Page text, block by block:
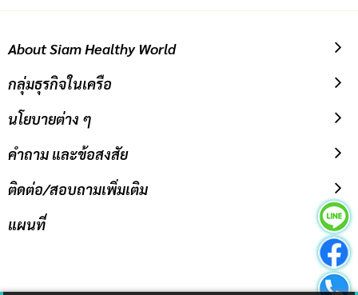
About Siam Healthy World
กลุ่มธุรกิจในเครือ
นโยบายต่าง ๆ
คำถาม และข้อสงสัย
ติดต่อ/สอบถามเพิ่มเติม
แผนที่